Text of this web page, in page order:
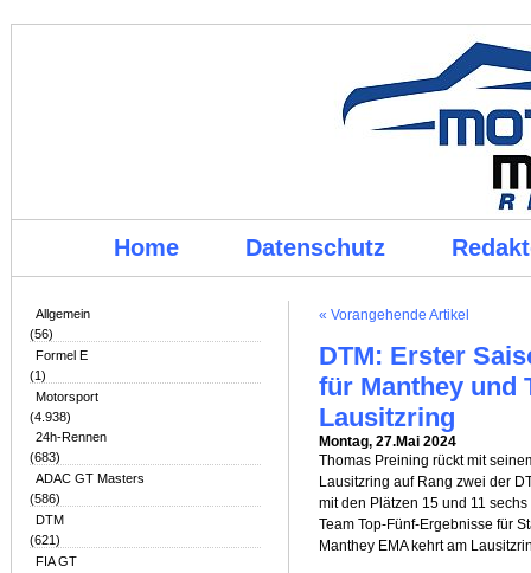
Home Datenschutz
Allgemein
(56)
Formel E
(1)
Motorsport
(4.938)
24h-Rennen
(683)
ADAC GT Masters
(586)
DTM
(621)
FIA GT
« Vorangehende Artikel
DTM: Erster
für Manthey und
Lausitzring
Montag, 27.Mai 2024
Thomas Preining rückt mit
Lausitzring auf Rang zwei der
mit den Plätzen 15 und 11
Team Top-Fünf-Ergebnisse für
Manthey EMA kehrt am